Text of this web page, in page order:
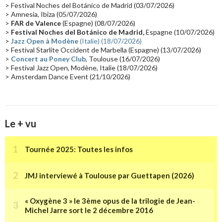
Synthé Roland(15) Belgique(15)
(14) Astronomie (14)
Tournée 2025(14) 2024(14) Chine(13)
> Festival Noches del Botánico de Madrid (03/07/2026)
> Amnesia, Ibiza (05/07/2026)
> FAR de Valence(Espagne) (08/07/2026)
> Festival Noches del Botánico de Madrid,Espagne (10/07/2026)
> Jazz Open à Modène(Italie) (18/07/2026)
> Festival Starlite Occident de Marbella (Espagne) (13/07/2026)
> Concert au Poney Club, Toulouse (16/07/2026)
> Festival Jazz Open, Modène, Italie (18/07/2026)
> Amsterdam Dance Event (21/10/2026)
Le + vu